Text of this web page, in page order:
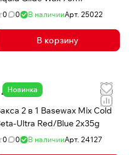
0 0 В наличииАрт. 25022
В корзину
Новинка
440 сом
2 в 1 Basewax Mix Cold
Ultra Red/Blue 2x35g
0 0 В наличииАрт. 24127